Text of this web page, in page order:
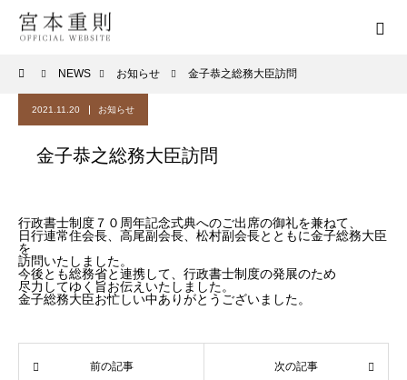
NEWS お知らせ 金子恭之総務大臣訪問
2021.11.20 お知らせ
金子恭之総務大臣訪問
行政書士制度７０周年記念式典へのご出席の御礼を兼ねて、
日行連常住会長、高尾副会長、松村副会長とともに金子総務大臣
を
訪問いたしました。
今後とも総務省と連携して、行政書士制度の発展のため
尽力してゆく旨お伝えいたしました。
金子総務大臣お忙しい中ありがとうございました。
前の記事 次の記事